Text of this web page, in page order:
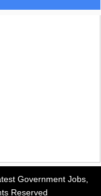
Government Jobs,
Reserved